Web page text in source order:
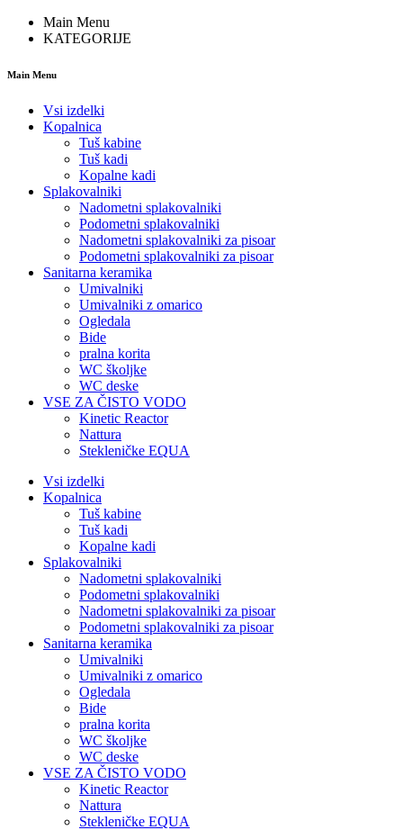
Main Menu
KATEGORIJE
Main Menu
Vsi izdelki
Kopalnica
Tuš kabine
Tuš kadi
Kopalne kadi
Splakovalniki
Nadometni splakovalniki
Podometni splakovalniki
Nadometni splakovalniki za pisoar
Podometni splakovalniki za pisoar
Sanitarna keramika
Umivalniki
Umivalniki z omarico
Ogledala
Bide
pralna korita
WC školjke
WC deske
VSE ZA ČISTO VODO
Kinetic Reactor
Nattura
Stekleničke EQUA
Vsi izdelki
Kopalnica
Tuš kabine
Tuš kadi
Kopalne kadi
Splakovalniki
Nadometni splakovalniki
Podometni splakovalniki
Nadometni splakovalniki za pisoar
Podometni splakovalniki za pisoar
Sanitarna keramika
Umivalniki
Umivalniki z omarico
Ogledala
Bide
pralna korita
WC školjke
WC deske
VSE ZA ČISTO VODO
Kinetic Reactor
Nattura
Stekleničke EQUA